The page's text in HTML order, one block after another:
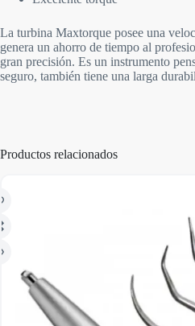
La turbina Maxtorque posee una
genera un ahorro de tiempo al
gran precisión. Es un instrumento
seguro, también tiene una larga
Productos relacionados